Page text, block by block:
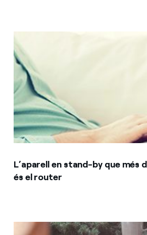
L’aparell en stand-by que més
és el router